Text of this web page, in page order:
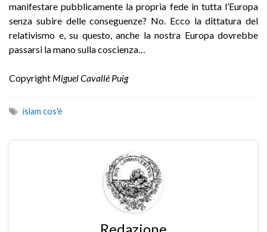
manifestare pubblicamente la propria fede in tutta l’Europa
senza subire delle conseguenze? No. Ecco la dittatura del
relativismo e, su questo, anche la nostra Europa dovrebbe
passarsi la mano sulla coscienza…
Copyright Miguel Cavallé Puig
islam cos'è